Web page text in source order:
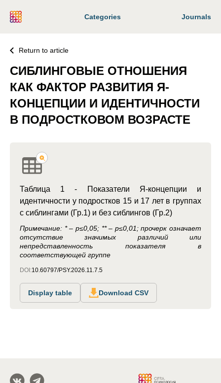
Categories Journals
Return to article
СИБЛИНГОВЫЕ ОТНОШЕНИЯ
КАК ФАКТОР РАЗВИТИЯ Я-
КОНЦЕПЦИИ И ИДЕНТИЧНОСТИ
В ПОДРОСТКОВОМ ВОЗРАСТЕ
Таблица 1 - Показатели Я-концепции и
идентичности у подростков 15 и 17 лет в группах
с сиблингами (Гр.1) и без сиблингов (Гр.2)
Примечание: * – p≤0,05; ** – p≤0,01; прочерк означает
отсутствие значимых различий или
непредставленность показателя в
соответствующей группе
DOI:10.60797/PSY.2026.11.7.5
Display table Download CSV